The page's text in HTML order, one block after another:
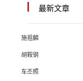
最新文章
施祖麟
胡鞍钢
车丕照